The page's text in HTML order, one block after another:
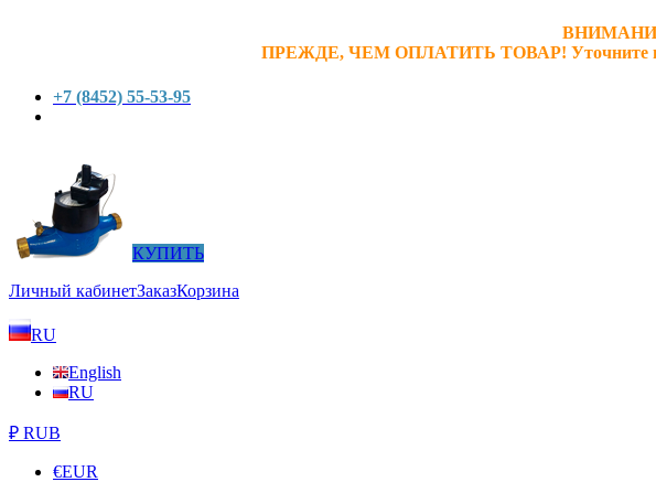
ВНИМАНИЕ!
ПРЕЖДЕ, ЧЕМ ОПЛАТИТЬ ТОВАР! Уточните
+7 (8452) 55-53-95
КУПИТЬ
Личный кабинетЗаказКорзина
RU
English
RU
₽ RUB
€EUR